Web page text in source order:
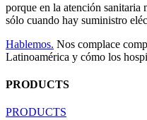
porque en la atención sanitaria
sólo cuando hay suministro
Hablemos. Nos complace
Latinoamérica y cómo los
PRODUCTS
PRODUCTS